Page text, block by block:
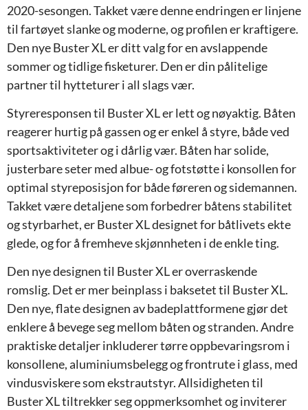
2020-sesongen. Takket være denne endringen er linjene
til fartøyet slanke og moderne, og profilen er kraftigere.
Den nye Buster XL er ditt valg for en avslappende
sommer og tidlige fisketurer. Den er din pålitelige
partner til hytteturer i all slags vær.
Styreresponsen til Buster XL er lett og nøyaktig. Båten
reagerer hurtig på gassen og er enkel å styre, både ved
sportsaktiviteter og i dårlig vær. Båten har solide,
justerbare seter med albue- og fotstøtte i konsollen for
optimal styreposisjon for både føreren og sidemannen.
Takket være detaljene som forbedrer båtens stabilitet
og styrbarhet, er Buster XL designet for båtlivets ekte
glede, og for å fremheve skjønnheten i de enkle ting.
Den nye designen til Buster XL er overraskende
romslig. Det er mer beinplass i baksetet til Buster XL.
Den nye, flate designen av badeplattformene gjør det
enklere å bevege seg mellom båten og stranden. Andre
praktiske detaljer inkluderer tørre oppbevaringsrom i
konsollene, aluminiumsbelegg og frontrute i glass, med
vindusviskere som ekstrautstyr. Allsidigheten til
Buster XL tiltrekker seg oppmerksomhet og inviterer